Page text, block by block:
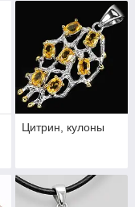
Цитрин, кулоны